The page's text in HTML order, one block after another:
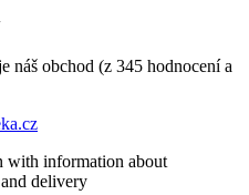
náš obchod (z 345 hodnocení a
with information about
delivery